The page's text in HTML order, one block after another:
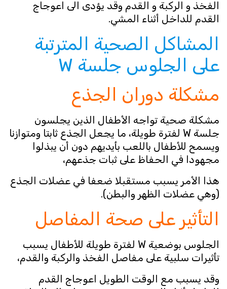
الفخذ و الركبة و القدم وقد يؤدى الى اعوجاج
القدم للداخل أثناء المشي.
المشاكل الصحية المترتبة
على الجلوس جلسة W
مشكلة دوران الجذع
مشكلة صحية تواجه الأطفال الذين يجلسون
جلسة W لفترة طويلة، ما يجعل الجذع ثابتا ومتوازنا
ويسمح للأطفال باللعب بأيديهم دون أن يبذلوا
مجهودا في الحفاظ على ثبات جذعهم،
هذا الأمر يسبب مستقبلا ضعفا في عضلات الجذع
(وهي عضلات الظهر والبطن).
التأثير على صحة المفاصل
الجلوس بوضعية W لفترة طويلة للأطفال يسبب
تأثيرات سلبية على مفاصل الفخذ والركبة والقدم،
وقد يسبب مع الوقت الطويل اعوجاج القدم